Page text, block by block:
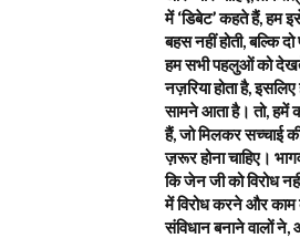
में ‘डिबेट’ कहते हैं, हम
बहस नहीं होती, बल्कि दो
हम सभी पहलुओं को
नज़रिया होता है,
सामने आता है। तो, हमें
हैं, जो मिलकर सच्चाई
ज़रूर होना चाहिए।
कि जेन जी को विरोध
में विरोध करने और
संविधान बनाने वालों